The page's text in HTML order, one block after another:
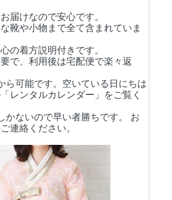
届けなので安心です。
靴や小物まで全て含まれていま
の着方説明付きです。
で、利用後は宅配便で楽々返
ら可能です。空いている日にちは
レンタルカレンダー」をご覧く
かないので早い者勝ちです。 お
連絡ください。